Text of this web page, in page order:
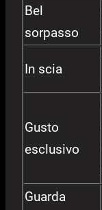
Bel
sorpasso
In scia
Gusto
esclusivo
Guarda